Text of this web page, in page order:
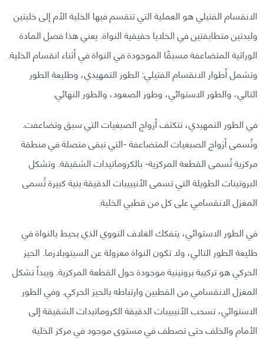
الانقسام الفتيلي هو العملية التي تنقسم فيها الخلية الأم إلى خليتين
وليدتين متطابقتين في الخلايا حقيقية النواة. يعني هذا فصل المادة
الوراثية المتضاعفة مسبقًا الموجودة في النواة في أثناء انقسام الخلية.
وتشمل أطوار الانقسام الفتيلي: الطور التمهيدي، وطليعة الطور
التالي، والطور الاستوائي، وطور الصعود، والطور النهائي.
في الطور التمهيدي، تتكثف أزواج الصبغيات التي سبق وتضاعفت.
وتُسمى أزواج الصبغيات المتضاعفة -التي تبقى متصلة في منطقة
مركزية تُسمى القطعة المركزية- بالكروماتيدات الشقيقة. وتشكل
البروتينات الطويلة التي تسمى الأنيبيبات الدقيقة بنية كبيرة تُسمى
المغزل الانقسامي على كل من قطبي الخلية.
في الطور الاستوائي، يتفكك الغلاف النووي الذي يحيط بالنواة في
طليعة الطور التالي، ولا تكون النواة معزولة عن السيتوبلازما. الحيز
الحركي هو تركيبة بروتينية موجودة حول القطعة المركزية. ويبدأ تشكل
المغزل الانقسامي من القطبين وارتباطه بالحيز الحركي. وفي الطور
الاستوائي، تسحب الأنيبيبات الدقيقة الكروماتيدات الشقيقة إلى
الأمام والخلف حتى تصطف في مستوى موجود في مركز الخلية